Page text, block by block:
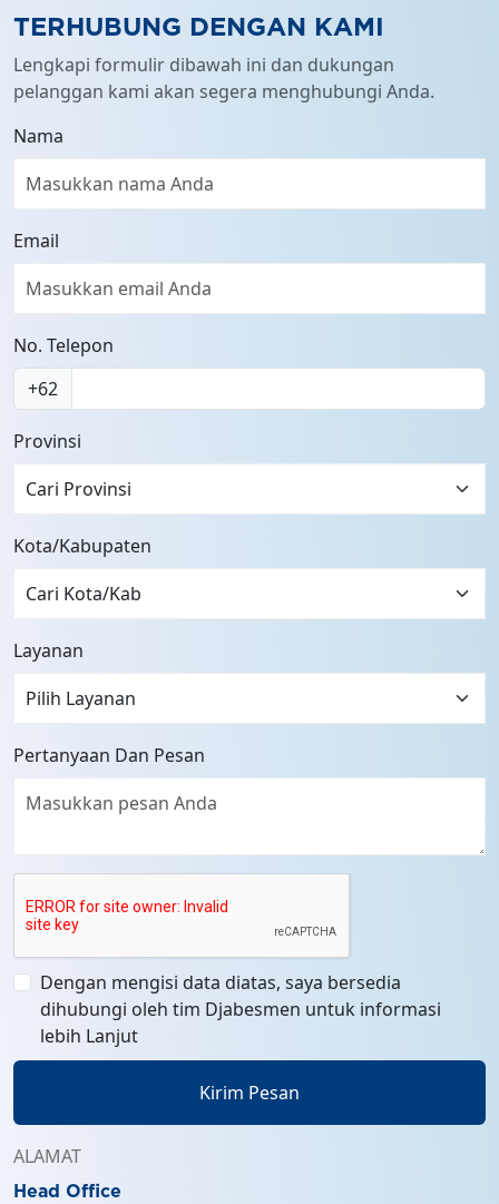
TERHUBUNG DENGAN KAMI
Lengkapi formulir dibawah ini dan dukungan
pelanggan kami akan segera menghubungi Anda.
Nama
Email
No. Telepon
+62
Provinsi
Cari Provinsi
Kota/Kabupaten
Layanan
Pertanyaan Dan Pesan
Dengan mengisi data diatas, saya bersedia
dihubungi oleh tim Djabesmen untuk informasi
lebih Lanjut
Kirim Pesan
ALAMAT
Head Office